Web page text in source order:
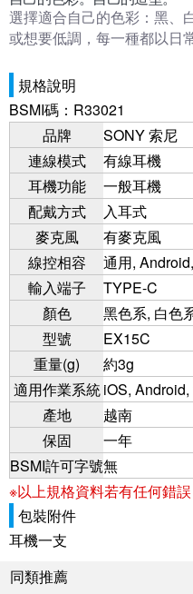
選擇適合自己的色彩：黑、
或想要低調，每一種都以日
規格說明
BSMI碼：R33021
品牌
SONY 索尼
連線模式
有線耳機
耳機功能
一般耳機
配戴方式
入耳式
麥克風
有麥克風
線控相容
通用,
輸入端子
TYPE-C
顏色
黑色系, 白色
型號
EX15C
重量(g)
約3g
適用作業系統iOS, Android,
產地
越南
保固
一年
BSMI許可字號無
※以上規格資料若有任何錯
包裝附件
耳機一支
同類推薦